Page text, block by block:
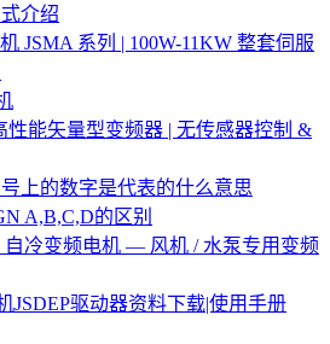
介绍
JSMA 系列 | 100W-11KW 整套伺服
性能矢量型变频器 | 无传感器控制 &
上的数字是代表的什么意思
A,B,C,D的区别
自冷变频电机 — 风机 / 水泵专用变频
JSDEP驱动器资料下载|使用手册